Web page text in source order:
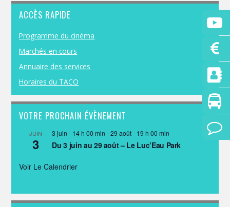
ACCÈS RAPIDE
Programme du cinéma
Marchés en cours
Annuaire des services
Horaires du TACO
VOTRE PROCHAIN ÉVÈNEMENT
JUIN
3
3 juin - 14 h 00 min -29 août - 19 h 00 min
Du 3 juin au 29 août – Le Luc’Eau Park
Voir Le Calendrier